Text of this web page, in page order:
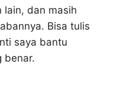
lain, dan masih
Bisa tulis
saya bantu
benar.